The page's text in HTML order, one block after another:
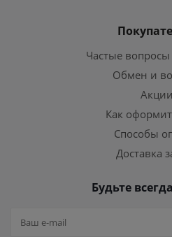
Частые вопросы
Обмен и
Акции
Как
Способы
Доставка
Будьте